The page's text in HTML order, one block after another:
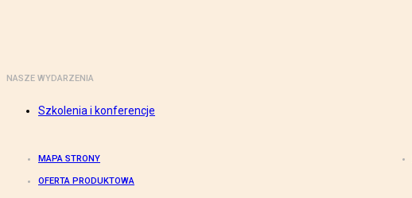
NASZE WYDARZENIA
Szkolenia i konferencje
MAPA STRONY
OFERTA PRODUKTOWA